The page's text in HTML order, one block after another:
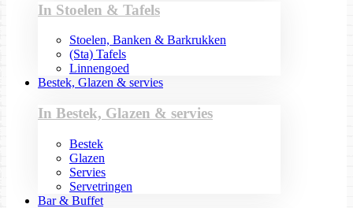
In Stoelen & Tafels
Stoelen, Banken & Barkrukken
(Sta) Tafels
Linnengoed
Bestek, Glazen & servies
In Bestek, Glazen & servies
Bestek
Glazen
Servies
Servetringen
Bar & Buffet